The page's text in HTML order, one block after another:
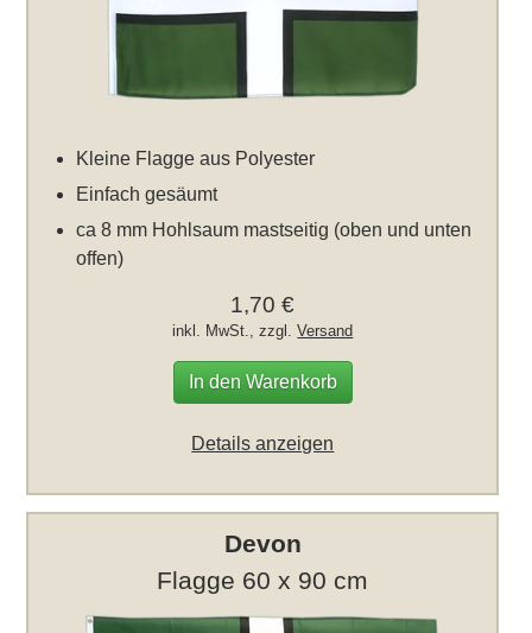
Kleine Flagge aus Polyester
Einfach gesäumt
ca 8 mm Hohlsaum mastseitig (oben und unten
offen)
1,70 €
inkl. MwSt., zzgl.Versand
In den Warenkorb
Details anzeigen
Devon
Flagge 60 x 90 cm